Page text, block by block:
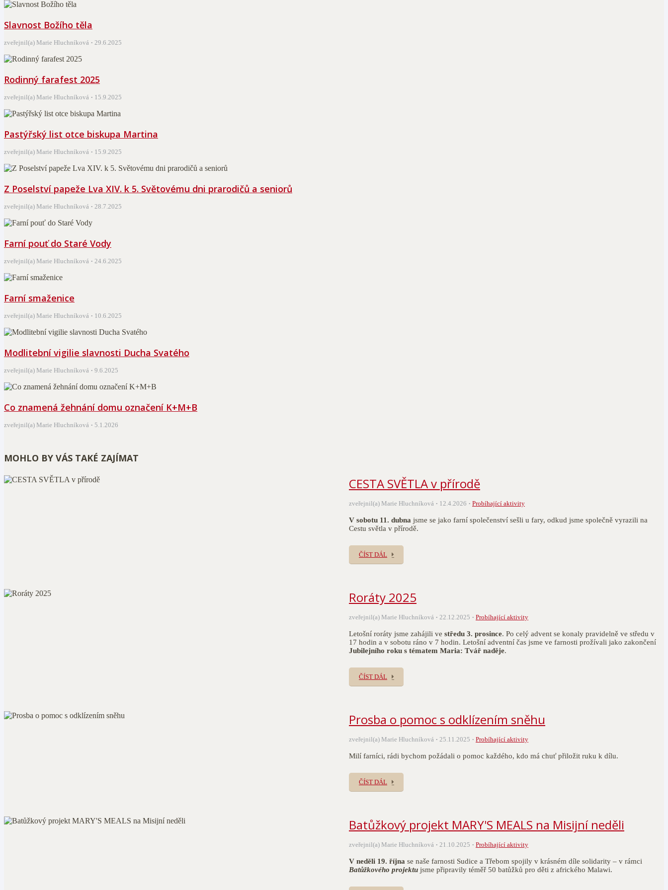
Slavnost Božího těla
zveřejnil(a) Marie Hluchníková 29.6.2025
Rodinný farafest 2025
zveřejnil(a) Marie Hluchníková 15.9.2025
Pastýřský list otce biskupa Martina
zveřejnil(a) Marie Hluchníková 15.9.2025
Z Poselství papeže Lva XIV. k 5. Světovému dni prarodičů a seniorů
zveřejnil(a) Marie Hluchníková 28.7.2025
Farní pouť do Staré Vody
zveřejnil(a) Marie Hluchníková 24.6.2025
Farní smaženice
zveřejnil(a) Marie Hluchníková 10.6.2025
Modlitební vigilie slavnosti Ducha Svatého
zveřejnil(a) Marie Hluchníková 9.6.2025
Co znamená žehnání domu označení K+M+B
zveřejnil(a) Marie Hluchníková 5.1.2026
MOHLO BY VÁS TAKÉ ZAJÍMAT
CESTA SVĚTLA v přírodě
zveřejnil(a) Marie Hluchníková 12.4.2026 Probíhající aktivity
V sobotu 11. dubna jsme se jako farní společenství sešli u fary, odkud jsme společně vyrazili na
Cestu světla v přírodě.
ČÍST DÁL
Roráty 2025
zveřejnil(a) Marie Hluchníková 22.12.2025 Probíhající aktivity
Letošní roráty jsme zahájili ve středu 3. prosince. Po celý advent se konaly pravidelně ve středu v
17 hodin a v sobotu ráno v 7 hodin. Letošní adventní čas jsme ve farnosti prožívali jako zakončení
Jubilejního roku s tématem Maria: Tvář naděje.
ČÍST DÁL
Prosba o pomoc s odklízením sněhu
zveřejnil(a) Marie Hluchníková 25.11.2025 Probíhající aktivity
Milí farníci, rádi bychom požádali o pomoc každého, kdo má chuť přiložit ruku k dílu.
ČÍST DÁL
Batůžkový projekt MARY'S MEALS na Misijní neděli
zveřejnil(a) Marie Hluchníková 21.10.2025 Probíhající aktivity
V neděli 19. října se naše farnosti Sudice a Třebom spojily v krásném díle solidarity – v rámci
Batůžkového projektu jsme připravily téměř 50 batůžků pro děti z afrického Malawi.